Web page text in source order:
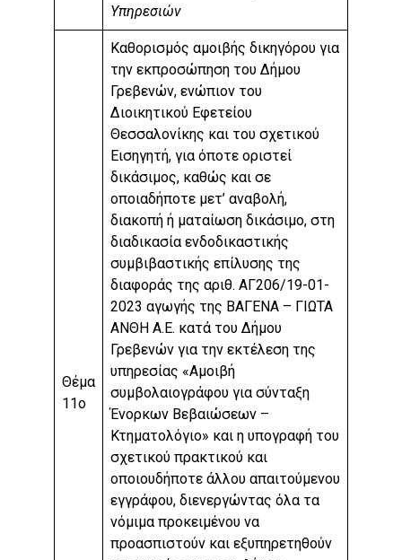
Υπηρεσιών
Θέμα
11ο
Καθορισμός αμοιβής δικηγόρου για
την εκπροσώπηση του Δήμου
Γρεβενών, ενώπιον του
Διοικητικού Εφετείου
Θεσσαλονίκης και του σχετικού
Εισηγητή, για όποτε οριστεί
δικάσιμος, καθώς και σε
οποιαδήποτε μετ’ αναβολή,
διακοπή ή ματαίωση δικάσιμο, στη
διαδικασία ενδοδικαστικής
συμβιβαστικής επίλυσης της
διαφοράς της αριθ. ΑΓ206/19-01-
2023 αγωγής της ΒΑΓΕΝΑ – ΓΙΩΤΑ
ΑΝΘΗ Α.Ε. κατά του Δήμου
Γρεβενών για την εκτέλεση της
υπηρεσίας «Αμοιβή
συμβολαιογράφου για σύνταξη
Ένορκων Βεβαιώσεων –
Κτηματολόγιο» και η υπογραφή του
σχετικού πρακτικού και
οποιουδήποτε άλλου απαιτούμενου
εγγράφου, διενεργώντας όλα τα
νόμιμα προκειμένου να
προασπιστούν και εξυπηρετηθούν